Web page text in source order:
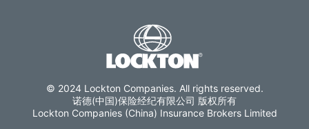
© 2024 Lockton Companies. All rights reserved.
诺德(中国)保险经纪有限公司 版权所有
Lockton Companies (China) Insurance Brokers Limited